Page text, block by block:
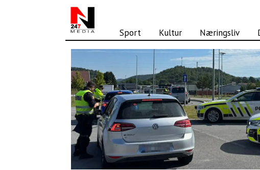
Sport Kultur Næringsliv
utrykningspolitiet